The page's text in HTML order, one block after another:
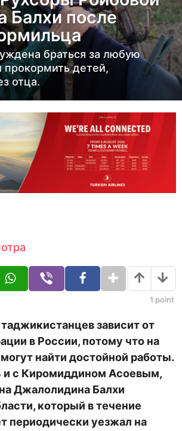
Балхи после
браться за любую
прокормить детей,
отца.
1 point
зависит от
в России, потому что на
найти достойной работы.
и с Киромиддином Асоевым,
Джалолидина Балхи
который в течение
периодически уезжал на